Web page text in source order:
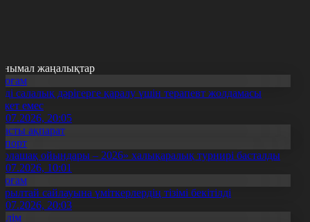
жаңалықтар
салалық дәрігерге қаралу үшін терапевт жолдамасы
емес
20:05
ақпарат
ойындары – 2026» халықаралық турнирі басталды
10:01
сайлауына үміткерлердің тізімі бекітілді
20:03